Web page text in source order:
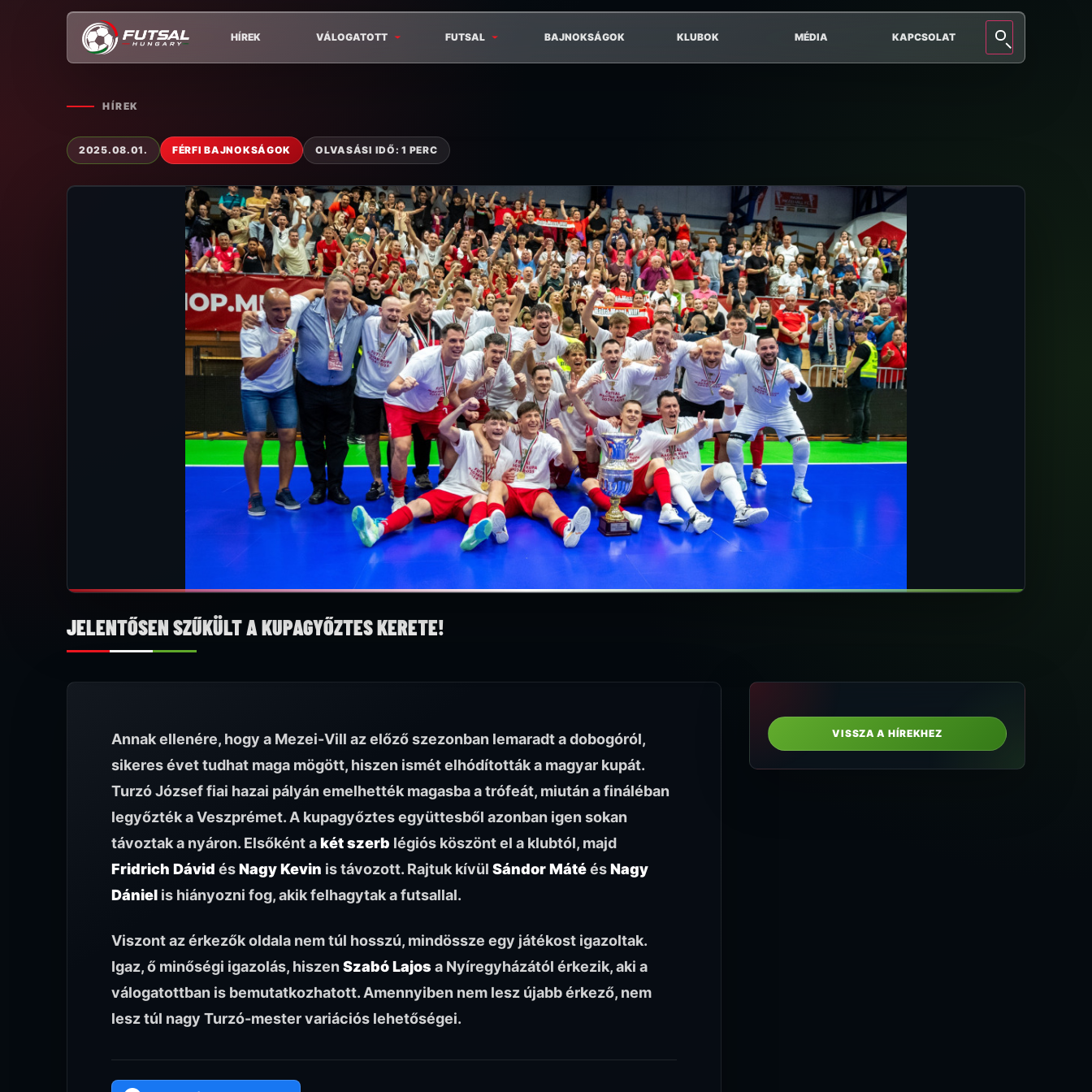
HÍREK VÁLOGATOTT FUTSAL BAJNOKSÁGOK KLUBOK MÉDIA KAPCSOLAT
HÍREK
2025.08.01. FÉRFI BAJNOKSÁGOK OLVASÁSI IDŐ: 1 PERC
JELENTŐSEN SZŰKÜLT A KUPAGYŐZTES KERETE!
Annak ellenére, hogy a Mezei-Vill az előző szezonban lemaradt a dobogóról,
sikeres évet tudhat maga mögött, hiszen ismét elhódították a magyar kupát.
Turzó József fiai hazai pályán emelhették magasba a trófeát, miután a fináléban
legyőzték a Veszprémet. A kupagyőztes együttesből azonban igen sokan
távoztak a nyáron. Elsőként akét szerb légiós köszönt el a klubtól, majd
Fridrich Dávid ésNagy Kevin is távozott. Rajtuk kívül Sándor MátéésNagy
Dániel is hiányozni fog, akik felhagytak a futsallal.
Viszont az érkezők oldala nem túl hosszú, mindössze egy játékost igazoltak.
Igaz, ő minőségi igazolás, hiszenSzabó Lajos a Nyíregyházától érkezik, aki a
válogatottban is bemutatkozhatott. Amennyiben nem lesz újabb érkező, nem
lesz túl nagy Turzó-mester variációs lehetőségei.
VISSZA A HÍREKHEZ